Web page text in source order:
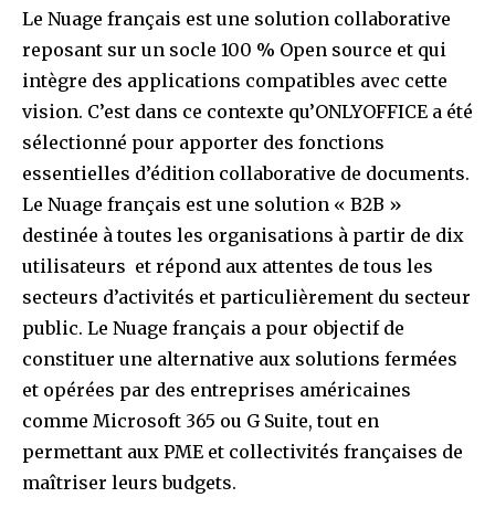
Le Nuage français est une solution collaborative
reposant sur un socle 100 % Open source et qui
intègre des applications compatibles avec cette
vision. C’est dans ce contexte qu’ONLYOFFICE a été
sélectionné pour apporter des fonctions
essentielles d’édition collaborative de documents.
Le Nuage français est une solution « B2B »
destinée à toutes les organisations à partir de dix
utilisateurs et répond aux attentes de tous les
secteurs d’activités et particulièrement du secteur
public. Le Nuage français a pour objectif de
constituer une alternative aux solutions fermées
et opérées par des entreprises américaines
comme Microsoft 365 ou G Suite, tout en
permettant aux PME et collectivités françaises de
maîtriser leurs budgets.